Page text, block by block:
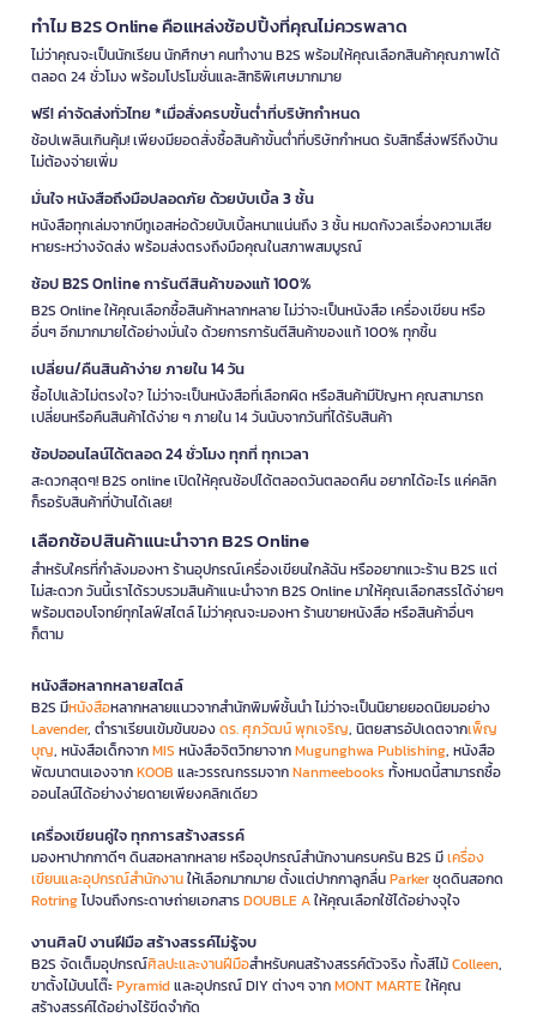
ทำไม B2S Online คือแหล่งช้อปปิ้งที่คุณไม่ควรพลาด
ไม่ว่าคุณจะเป็นนักเรียน นักศึกษา คนทำงาน B2S พร้อมให้คุณเลือกสินค้าคุณภาพได้
ตลอด 24 ชั่วโมง พร้อมโปรโมชั่นและสิทธิพิเศษมากมาย
ฟรี! ค่าจัดส่งทั่วไทย *เมื่อสั่งครบขั้นต่ำที่บริษัทกำหนด
ช้อปเพลินเกินคุ้ม! เพียงมียอดสั่งซื้อสินค้าขั้นต่ำที่บริษัทกำหนด รับสิทธิ์ส่งฟรีถึงบ้าน
ไม่ต้องจ่ายเพิ่ม
มั่นใจ หนังสือถึงมือปลอดภัย ด้วยบับเบิ้ล 3 ชั้น
หนังสือทุกเล่มจากบีทูเอสห่อด้วยบับเบิ้ลหนาแน่นถึง 3 ชั้น หมดกังวลเรื่องความเสีย
หายระหว่างจัดส่ง พร้อมส่งตรงถึงมือคุณในสภาพสมบูรณ์
ช้อป B2S Online การันตีสินค้าของแท้ 100%
B2S Online ให้คุณเลือกซื้อสินค้าหลากหลาย ไม่ว่าจะเป็นหนังสือ เครื่องเขียน หรือ
อื่นๆ อีกมากมายได้อย่างมั่นใจ ด้วยการการันตีสินค้าของแท้ 100% ทุกชิ้น
เปลี่ยน/คืนสินค้าง่าย ภายใน 14 วัน
ซื้อไปแล้วไม่ตรงใจ? ไม่ว่าจะเป็นหนังสือที่เลือกผิด หรือสินค้ามีปัญหา คุณสามารถ
เปลี่ยนหรือคืนสินค้าได้ง่าย ๆ ภายใน 14 วันนับจากวันที่ได้รับสินค้า
ช้อปออนไลน์ได้ตลอด 24 ชั่วโมง ทุกที่ ทุกเวลา
สะดวกสุดๆ! B2S online เปิดให้คุณช้อปได้ตลอดวันตลอดคืน อยากได้อะไร แค่คลิก
ก็รอรับสินค้าที่บ้านได้เลย!
เลือกช้อปสินค้าแนะนำจาก B2S Online
สำหรับใครที่กำลังมองหา ร้านอุปกรณ์เครื่องเขียนใกล้ฉัน หรืออยากแวะร้าน B2S แต่
ไม่สะดวก วันนี้เราได้รวบรวมสินค้าแนะนำจาก B2S Online มาให้คุณเลือกสรรได้ง่ายๆ
พร้อมตอบโจทย์ทุกไลฟ์สไตล์ ไม่ว่าคุณจะมองหา ร้านขายหนังสือ หรือสินค้าอื่นๆ
ก็ตาม
หนังสือหลากหลายสไตล์
B2S มีหนังสือหลากหลายแนวจากสำนักพิมพ์ชั้นนำ ไม่ว่าจะเป็นนิยายยอดนิยมอย่าง
Lavender, ตำราเรียนเข้มข้นของดร. ศุภวัฒน์ พุกเจริญ, นิตยสารอัปเดตจากเพ็ญ
บุญ, หนังสือเด็กจากMIS หนังสือจิตวิทยาจากMugunghwa Publishing, หนังสือ
พัฒนาตนเองจากKOOB และวรรณกรรมจากNanmeebooks ทั้งหมดนี้สามารถซื้อ
ออนไลน์ได้อย่างง่ายดายเพียงคลิกเดียว
เครื่องเขียนคู่ใจ ทุกการสร้างสรรค์
มองหาปากกาดีๆ ดินสอหลากหลาย หรืออุปกรณ์สำนักงานครบครัน B2S มีเครื่อง
เขียนและอุปกรณ์สำนักงานให้เลือกมากมาย ตั้งแต่ปากกาลูกลื่นParkerชุดดินสอกด
Rotringไปจนถึงกระดาษถ่ายเอกสารDOUBLE Aให้คุณเลือกใช้ได้อย่างจุใจ
งานศิลป์ งานฝีมือ สร้างสรรค์ไม่รู้จบ
B2S จัดเต็มอุปกรณ์ศิลปะและงานฝีมือสำหรับคนสร้างสรรค์ตัวจริง ทั้งสีไม้Colleen,
ขาตั้งไม้บนโต๊ะPyramidและอุปกรณ์ DIY ต่างๆ จากMONT MARTEให้คุณ
สร้างสรรค์ได้อย่างไร้ขีดจำกัด